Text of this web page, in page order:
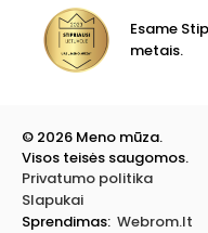
Mokyklinės ir biuro prekės
Vokai
Rėmai ir rėminimas
Esame
metais.
© 2026 Meno mūza.
Visos teisės saugomos.
Privatumo politika
Slapukai
Sprendimas: Webrom.lt